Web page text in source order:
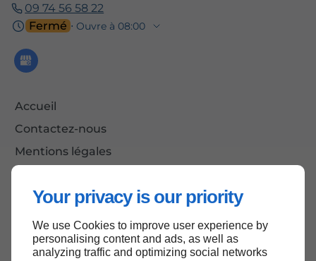
Your privacy is our priority
We use Cookies to improve user experience by
personalising content and ads, as well as
analyzing traffic and optimizing social networks
09 74 56 58 22
Fermé ⋅ Ouvre à 08:00
Accueil
Contactez-nous
Mentions légales
Haut de page